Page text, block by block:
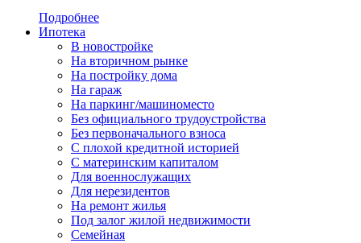
Подробнее
Ипотека
В новостройке
На вторичном рынке
На постройку дома
На гараж
На паркинг/машиноместо
Без официального трудоустройства
Без первоначального взноса
С плохой кредитной историей
С материнским капиталом
Для военнослужащих
Для нерезидентов
На ремонт жилья
Под залог жилой недвижимости
Семейная